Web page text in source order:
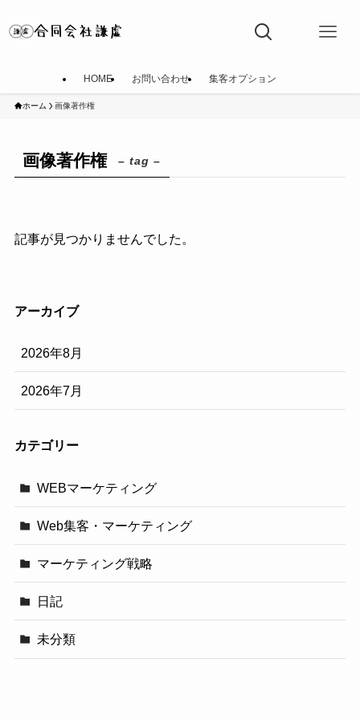
HOME お問い合わせ 集客オプション
ホーム 画像著作権
画像著作権 – tag –
記事が見つかりませんでした。
アーカイブ
2026年8月
2026年7月
カテゴリー
WEBマーケティング
Web集客・マーケティング
マーケティング戦略
日記
未分類